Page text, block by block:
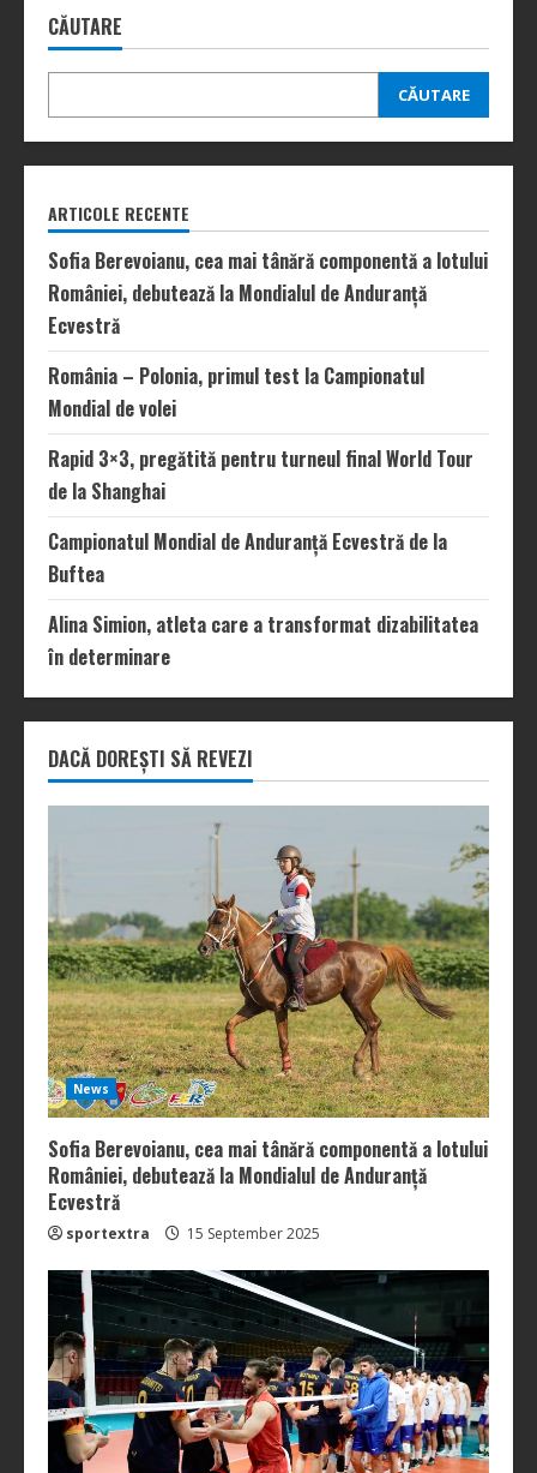
CĂUTARE
CĂUTARE
ARTICOLE RECENTE
Sofia Berevoianu, cea mai tânără componentă a lotului
României, debutează la Mondialul de Anduranță
Ecvestră
România – Polonia, primul test la Campionatul
Mondial de volei
Rapid 3×3, pregătită pentru turneul final World Tour
de la Shanghai
Campionatul Mondial de Anduranță Ecvestră de la
Buftea
Alina Simion, atleta care a transformat dizabilitatea
în determinare
DACĂ DOREȘTI SĂ REVEZI
News
Sofia Berevoianu, cea mai tânără componentă a lotului
României, debutează la Mondialul de Anduranță
Ecvestră
sportextra 15 September 2025